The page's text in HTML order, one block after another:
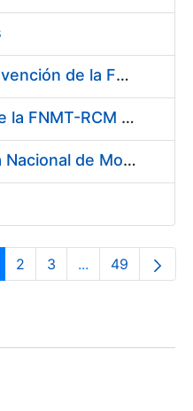
Servicio de Calibración y Verificación Externa de los Equipos de Medición del Servicio de Prevención de la FNMT-RCM
Conexión mediante Fibra Óptica de los Centros de Proceso de Datos (CPDs) de las sedes de la FNMT-RCM de Burgos y Madrid
Contratación de acuerdo marco para el Suministro de Material de Electricidad para la Fábrica Nacional de Moneda y Timbre-Real Casa de la Moneda en su centro de trabajo de Burgos
Página
2 Página
3 ...PáginasPágina
49